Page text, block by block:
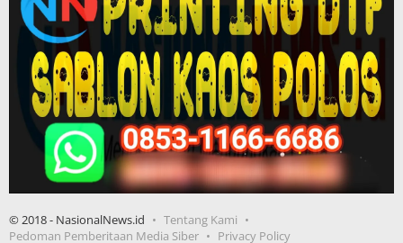
© 2018 - NasionalNews.id
Tentang Kami
Pedoman Pemberitaan Media Siber
Privacy Policy